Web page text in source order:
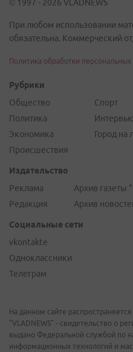
© 1997 - 2026 VLADNEWS
При любом использовании
обязательна. Коммерческий
Политика обработки
Рубрики
Общество
Политика
Экономика
Происшествия
Спорт
Интервью
Город на
Издательство
Реклама
Редакция
Архив газеты
Архив
Социальные сети
vkontakte
Одноклассники
Телеграм
На данном сайте
"VLADNEWS" - свидетельство о
выдано Федеральной службой по
информационных технологий и